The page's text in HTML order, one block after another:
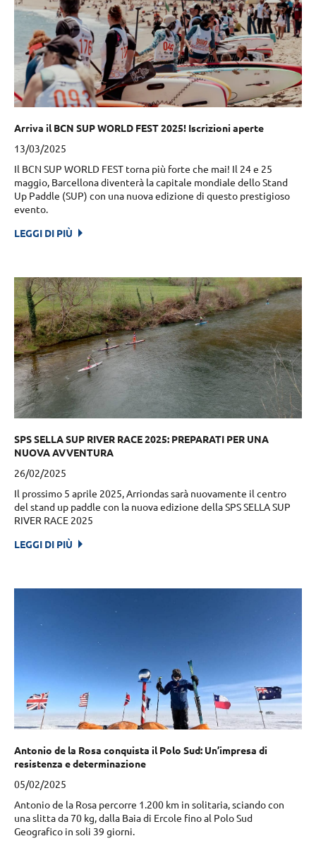
Arriva il BCN SUP WORLD FEST 2025! Iscrizioni aperte
13/03/2025
Il BCN SUP WORLD FEST torna più forte che mai! Il 24 e 25
maggio, Barcellona diventerà la capitale mondiale dello Stand
Up Paddle (SUP) con una nuova edizione di questo prestigioso
evento.
LEGGI DI PIÙ
SPS SELLA SUP RIVER RACE 2025: PREPARATI PER UNA
NUOVA AVVENTURA
26/02/2025
Il prossimo 5 aprile 2025, Arriondas sarà nuovamente il centro
del stand up paddle con la nuova edizione della SPS SELLA SUP
RIVER RACE 2025
LEGGI DI PIÙ
Antonio de la Rosa conquista il Polo Sud: Un’impresa di
resistenza e determinazione
05/02/2025
Antonio de la Rosa percorre 1.200 km in solitaria, sciando con
una slitta da 70 kg, dalla Baia di Ercole fino al Polo Sud
Geografico in soli 39 giorni.